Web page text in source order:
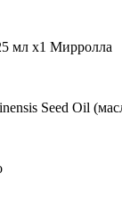
мл x1 Мирролла
Seed Oil (